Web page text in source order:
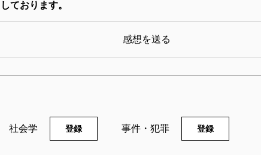
ております。
感想を送る
社会学 登録 事件・犯罪 登録